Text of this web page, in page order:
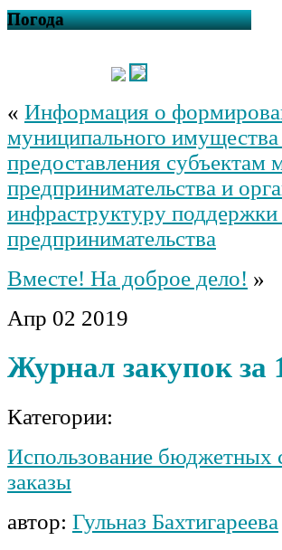
Погода
« Информация о
муниципального имущества
предоставления субъектам
предпринимательства и
инфраструктуру поддержки
предпринимательства
Вместе! На доброе дело! »
Апр 02 2019
Журнал закупок за
Категории:
Использование бюджетных
заказы
автор: Гульназ Бахтигареева